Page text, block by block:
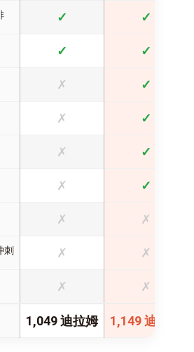
✓ ✓
✓ ✓
✗ ✓
✗ ✓
✗ ✓
✗ ✓
✗ ✗
刺 ✗ ✗
✗ ✗
1,049 迪拉姆 1,149 迪拉姆